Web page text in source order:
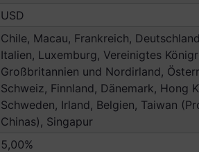
USD
Chile, Macau, Frankreich,
Italien, Luxemburg, Vereinigtes
Großbritannien und Nordirland,
Schweiz, Finnland, Dänemark, Hong
Schweden, Irland, Belgien, Taiwan
Chinas), Singapur
5,00%